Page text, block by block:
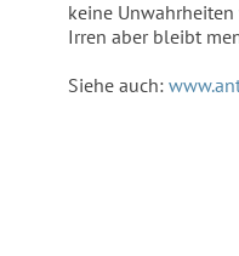
keine
Irren aber bleibt
Siehe auch: